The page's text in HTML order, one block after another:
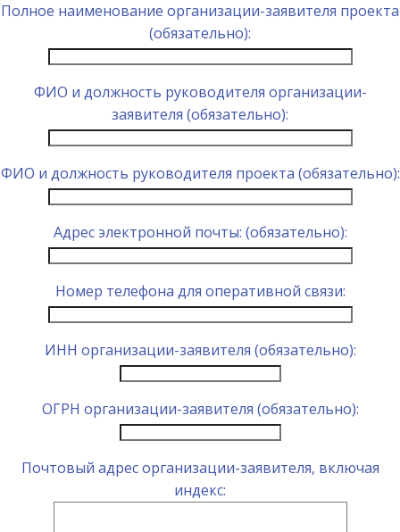
Полное наименование организации-заявителя проекта
(обязательно):
ФИО и должность руководителя организации-
заявителя (обязательно):
ФИО и должность руководителя проекта (обязательно):
Адрес электронной почты: (обязательно):
Номер телефона для оперативной связи:
ИНН организации-заявителя (обязательно):
ОГРН организации-заявителя (обязательно):
Почтовый адрес организации-заявителя, включая
индекс: